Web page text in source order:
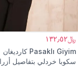
﷼١٣٢٫٥٢
Pasaklı Giyim كارديغان
سكوبا خردلي بتفاصيل